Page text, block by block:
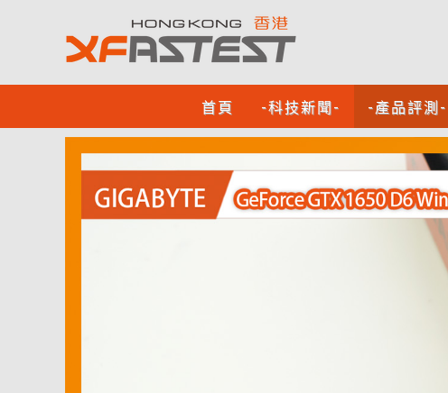
首頁 -科技新聞- -產品評測-